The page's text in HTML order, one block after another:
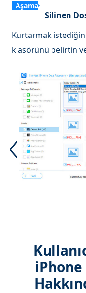
Aşama
Silinen
Kurtarmak
klasörünü belirtin